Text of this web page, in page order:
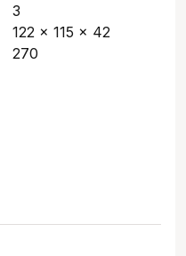
3
122 x 115 x 42
270